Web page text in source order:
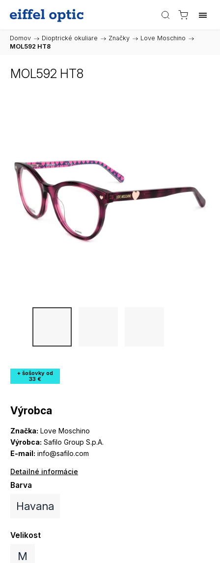
Domov / Dioptrické okuliare / Značky / Love Moschino /
MOL592 HT8
MOL592 HT8
Výrobca
Značka: Love Moschino
Výrobca: Safilo Group S.p.A.
E-mail: info@safilo.com
Detailné informácie
+ šošovky od
33 €
Barva
Havana
Velikost
M